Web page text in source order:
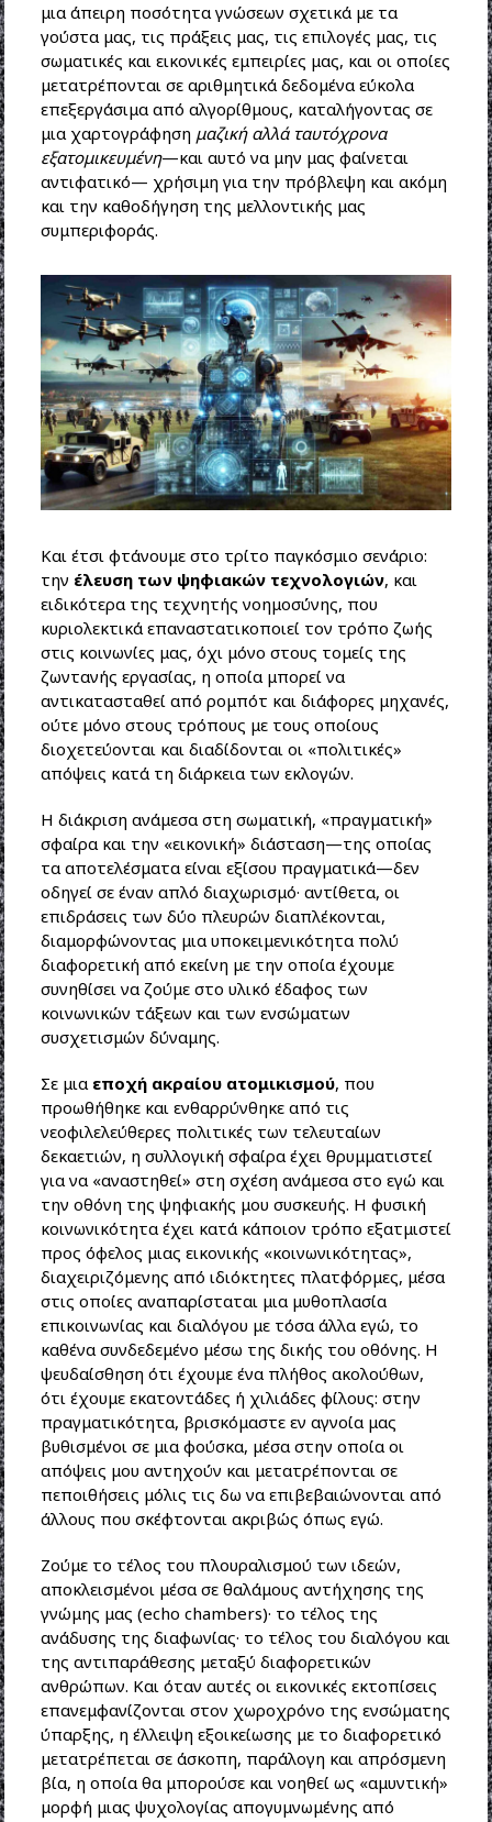
μια άπειρη ποσότητα γνώσεων σχετικά με τα
γούστα μας, τις πράξεις μας, τις επιλογές μας, τις
σωματικές και εικονικές εμπειρίες μας, και οι οποίες
μετατρέπονται σε αριθμητικά δεδομένα εύκολα
επεξεργάσιμα από αλγορίθμους, καταλήγοντας σε
μια χαρτογράφηση μαζική αλλά ταυτόχρονα
εξατομικευμένη—και αυτό να μην μας φαίνεται
αντιφατικό— χρήσιμη για την πρόβλεψη και ακόμη
και την καθοδήγηση της μελλοντικής μας
συμπεριφοράς.
Και έτσι φτάνουμε στο τρίτο παγκόσμιο σενάριο:
την έλευση των ψηφιακών τεχνολογιών, και
ειδικότερα της τεχνητής νοημοσύνης, που
κυριολεκτικά επαναστατικοποιεί τον τρόπο ζωής
στις κοινωνίες μας, όχι μόνο στους τομείς της
ζωντανής εργασίας, η οποία μπορεί να
αντικατασταθεί από ρομπότ και διάφορες μηχανές,
ούτε μόνο στους τρόπους με τους οποίους
διοχετεύονται και διαδίδονται οι «πολιτικές»
απόψεις κατά τη διάρκεια των εκλογών.
Η διάκριση ανάμεσα στη σωματική, «πραγματική»
σφαίρα και την «εικονική» διάσταση—της οποίας
τα αποτελέσματα είναι εξίσου πραγματικά—δεν
οδηγεί σε έναν απλό διαχωρισμό· αντίθετα, οι
επιδράσεις των δύο πλευρών διαπλέκονται,
διαμορφώνοντας μια υποκειμενικότητα πολύ
διαφορετική από εκείνη με την οποία έχουμε
συνηθίσει να ζούμε στο υλικό έδαφος των
κοινωνικών τάξεων και των ενσώματων
συσχετισμών δύναμης.
Σε μια εποχή ακραίου ατομικισμού, που
προωθήθηκε και ενθαρρύνθηκε από τις
νεοφιλελεύθερες πολιτικές των τελευταίων
δεκαετιών, η συλλογική σφαίρα έχει θρυμματιστεί
για να «αναστηθεί» στη σχέση ανάμεσα στο εγώ και
την οθόνη της ψηφιακής μου συσκευής. Η φυσική
κοινωνικότητα έχει κατά κάποιον τρόπο εξατμιστεί
προς όφελος μιας εικονικής «κοινωνικότητας»,
διαχειριζόμενης από ιδιόκτητες πλατφόρμες, μέσα
στις οποίες αναπαρίσταται μια μυθοπλασία
επικοινωνίας και διαλόγου με τόσα άλλα εγώ, το
καθένα συνδεδεμένο μέσω της δικής του οθόνης. Η
ψευδαίσθηση ότι έχουμε ένα πλήθος ακολούθων,
ότι έχουμε εκατοντάδες ή χιλιάδες φίλους: στην
πραγματικότητα, βρισκόμαστε εν αγνοία μας
βυθισμένοι σε μια φούσκα, μέσα στην οποία οι
απόψεις μου αντηχούν και μετατρέπονται σε
πεποιθήσεις μόλις τις δω να επιβεβαιώνονται από
άλλους που σκέφτονται ακριβώς όπως εγώ.
Ζούμε το τέλος του πλουραλισμού των ιδεών,
αποκλεισμένοι μέσα σε θαλάμους αντήχησης της
γνώμης μας (echo chambers)· το τέλος της
ανάδυσης της διαφωνίας· το τέλος του διαλόγου και
της αντιπαράθεσης μεταξύ διαφορετικών
ανθρώπων. Και όταν αυτές οι εικονικές εκτοπίσεις
επανεμφανίζονται στον χωροχρόνο της ενσώματης
ύπαρξης, η έλλειψη εξοικείωσης με το διαφορετικό
μετατρέπεται σε άσκοπη, παράλογη και απρόσμενη
βία, η οποία θα μπορούσε και νοηθεί ως «αμυντική»
μορφή μιας ψυχολογίας απογυμνωμένης από